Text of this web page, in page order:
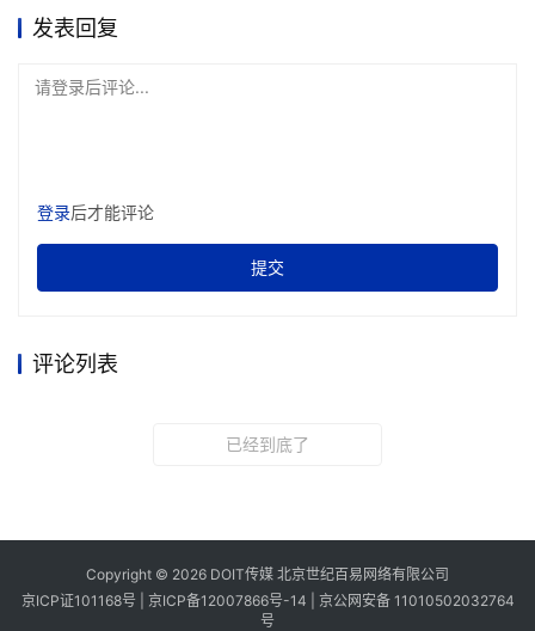
发表回复
请登录后评论...
登录后才能评论
提交
评论列表
已经到底了
Copyright © 2026 DOIT传媒 北京世纪百易网络有限公司
京ICP证101168号 | 京ICP备12007866号-14
京公网安备 11010502032764
号